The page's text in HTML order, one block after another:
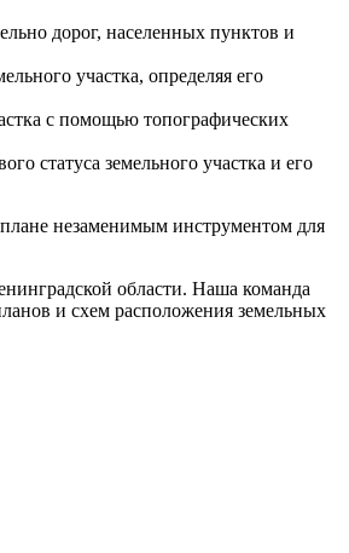
дорог, населенных пунктов и
участка, определяя его
с помощью топографических
статуса земельного участка и его
незаменимым инструментом для
области. Наша команда
и схем расположения земельных